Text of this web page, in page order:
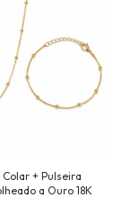
+ Pulseira
a Ouro 18K